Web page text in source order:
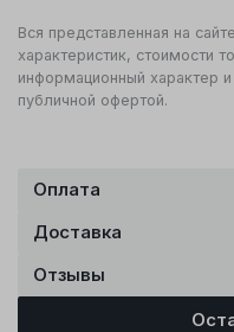
Вся представленная на
характеристик, стоимости
информационный характер
публичной офертой.
Оплата
Доставка
Отзывы